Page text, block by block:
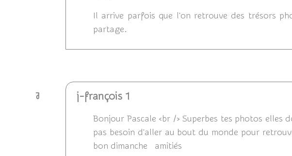
Il arrive parfois que l'on retrouve des trésors
partage.
J j-françois 1
Bonjour Pascale <br /> Superbes tes photos
pas besoin d'aller au bout du monde pour
bon dimanche amitiés